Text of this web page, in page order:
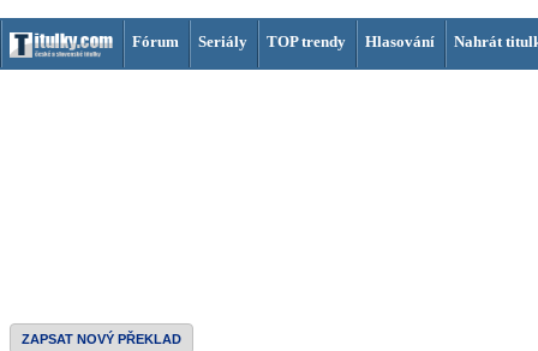
Fórum Seriály TOP trendy Hlasování Nahrát
ZAPSAT NOVÝ PŘEKLAD